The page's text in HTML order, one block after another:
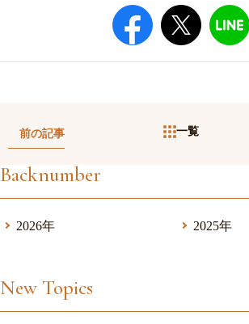
前の記事 一覧
Backnumber
2026年 2025年
New Topics